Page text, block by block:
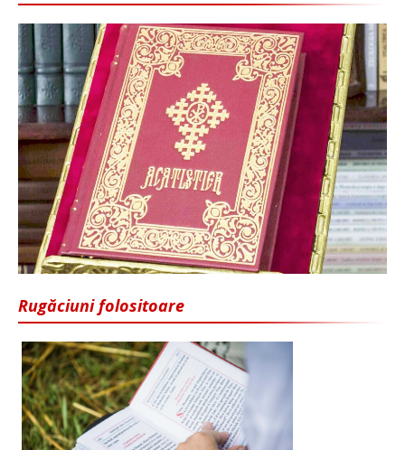
Rugăciuni folositoare